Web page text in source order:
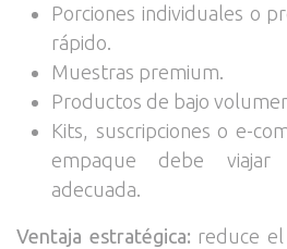
Porciones individuales o
rápido.
Muestras premium.
Productos de bajo
Kits, suscripciones o e-
empaque debe
adecuada.
Ventaja estratégica: reduce